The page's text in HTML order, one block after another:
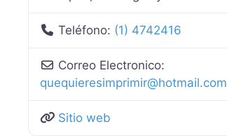
Teléfono: (1) 4742416
Correo Electronico:
quequieresimprimir@hotmail.com
Sitio web